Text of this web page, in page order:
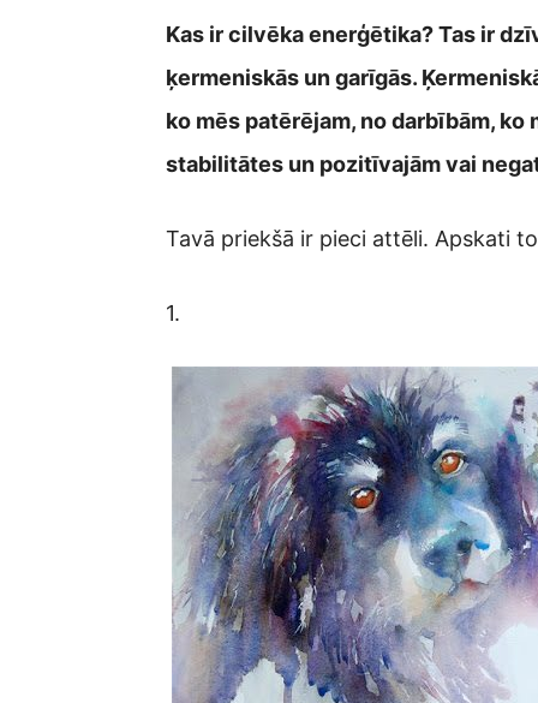
Kas ir cilvēka enerģētika? Tas ir
ķermeniskās un garīgās.
ko mēs patērējam, no darbībām,
stabilitātes un pozitīvajām vai
Tavā priekšā ir pieci attēli. Apskati
1.